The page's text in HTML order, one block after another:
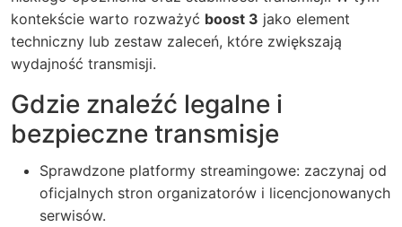
kontekście warto rozważyć boost 3 jako element
techniczny lub zestaw zaleceń, które zwiększają
wydajność transmisji.
Gdzie znaleźć legalne i
bezpieczne transmisje
Sprawdzone platformy streamingowe: zaczynaj od
oficjalnych stron organizatorów i licencjonowanych
serwisów.